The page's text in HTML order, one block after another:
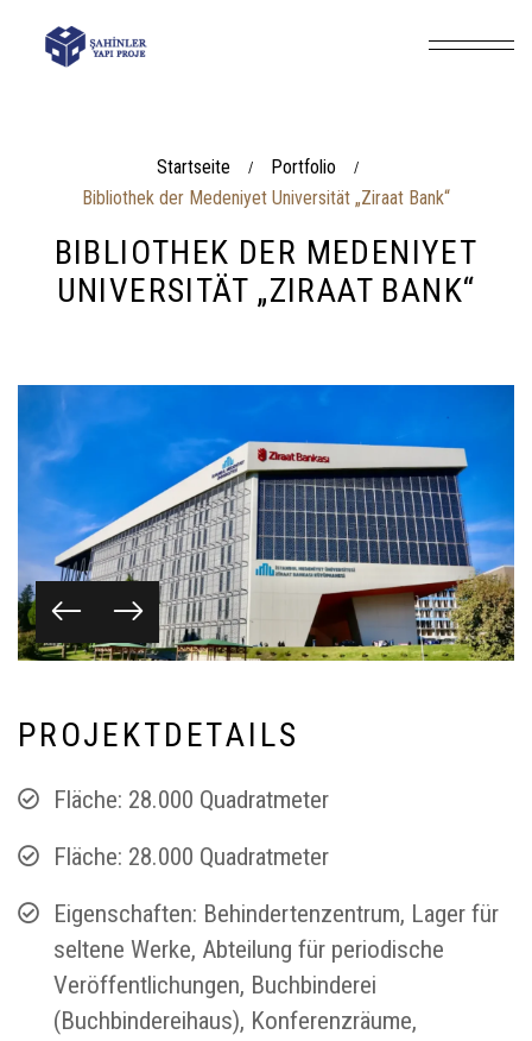
Startseite / Portfolio /
Bibliothek der Medeniyet Universität „Ziraat Bank“
BIBLIOTHEK DER MEDENIYET
UNIVERSITÄT „ZIRAAT BANK“
PROJEKTD ETAI LS
Fläche: 28.000 Quadratmeter
Fläche: 28.000 Quadratmeter
Eigenschaften: Behindertenzentrum, Lager für
seltene Werke, Abteilung für periodische
Veröffentlichungen, Buchbinderei
(Buchbindereihaus), Konferenzräume,